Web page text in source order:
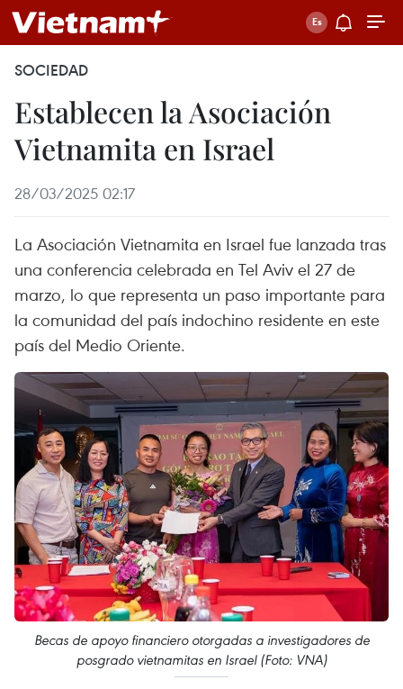
SOCIEDAD
Establecen la Asociación
Vietnamita en Israel
28/03/2025 02:17
La Asociación Vietnamita en Israel fue lanzada tras
una conferencia celebrada en Tel Aviv el 27 de
marzo, lo que representa un paso importante para
la comunidad del país indochino residente en este
país del Medio Oriente.
Becas de apoyo financiero otorgadas a investigadores de
posgrado vietnamitas en Israel (Foto: VNA)